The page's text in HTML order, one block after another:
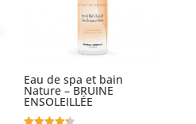
Eau de spa et bain
Nature – BRUINE
ENSOLEILLÉE